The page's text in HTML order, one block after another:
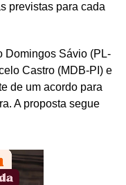
previstas para cada
Domingos Sávio (PL-
Castro (MDB-PI) e
de um acordo para
A proposta segue